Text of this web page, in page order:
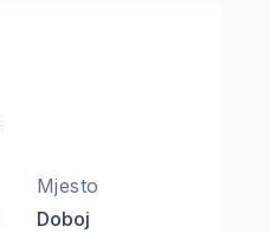
Mjesto
Doboj